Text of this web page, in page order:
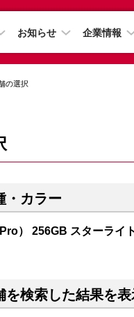
お知らせ 企業情報
の選択
・カラー
） 256GB スターライト
を検索した結果を